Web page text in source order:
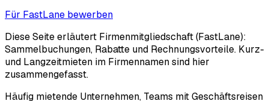
Für FastLane bewerben
Diese Seite erläutert Firmenmitgliedschaft (FastLane):
Sammelbuchungen, Rabatte und Rechnungsvorteile. Kurz-
und Langzeitmieten im Firmennamen sind hier
zusammengefasst.
Häufig mietende Unternehmen, Teams mit Geschäftsreisen